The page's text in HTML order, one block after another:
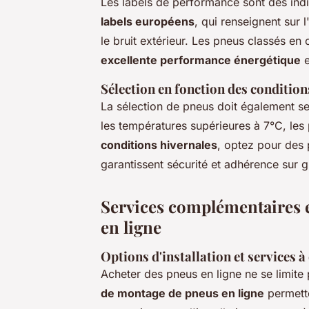
labels européens, qui renseignent sur
le bruit extérieur. Les pneus classés
excellente performance énergétique
Sélection en fonction des
La sélection de pneus doit également
les températures supérieures à 7°C,
conditions hivernales, optez pour des
garantissent sécurité et adhérence sur
Services complémentaires
en ligne
Options d'installation et services
Acheter des pneus en ligne ne se
de montage de pneus en ligne